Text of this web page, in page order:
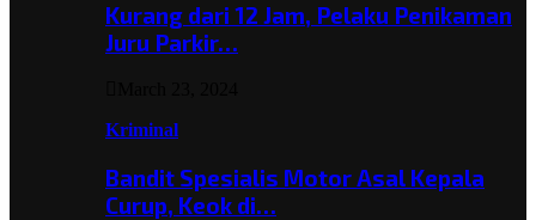
Kurang dari 12 Jam, Pelaku Penikaman
Juru Parkir…
Kriminal
Bandit Spesialis Motor Asal Kepala
Curup, Keok di…